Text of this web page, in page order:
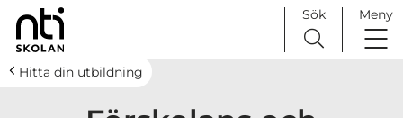
H
Huvudnavigation
Sök Meny
Hitta din utbildning